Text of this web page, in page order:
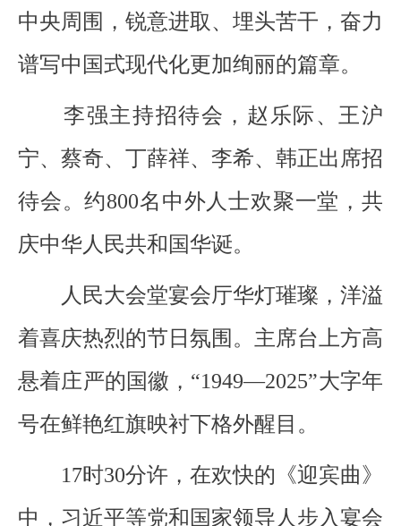
中央周围，锐意进取、埋头苦干，奋力
谱写中国式现代化更加绚丽的篇章。
李强主持招待会，赵乐际、王沪
宁、蔡奇、丁薛祥、李希、韩正出席招
待会。约800名中外人士欢聚一堂，共
庆中华人民共和国华诞。
人民大会堂宴会厅华灯璀璨，洋溢
着喜庆热烈的节日氛围。主席台上方高
悬着庄严的国徽，“1949—2025”大字年
号在鲜艳红旗映衬下格外醒目。
17时30分许，在欢快的《迎宾曲》
中，习近平等党和国家领导人步入宴会